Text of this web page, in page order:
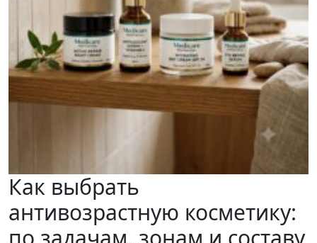
Как выбрать
антивозрастную косметику: